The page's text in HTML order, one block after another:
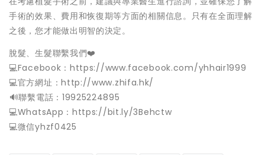
手術的效果、費用和恢復期等方面的相關信息。只有在全面理解
之後，您才能做出明智的決定。
脫髮、生髮聯繫我們❤️
💻Facebook：https://www.facebook.com/yhhair1999
💻官方網址：http://www.zhifa.hk/
️🔊聯繫電話：19925224895
💻WhatsApp：https://bit.ly/3Behctw
💻微信yhzf0425